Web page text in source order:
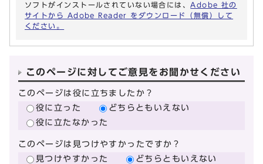
ソフトがインストールされていない場合には、 Adobe 社の
サイトから Adobe Reader をダウンロード（無償）して
ください。
このページに対してご意見をお聞かせください
このページは役に立ちましたか？
役に立った
どちらともいえない
役に立たなかった
このページは見つけやすかったですか？
見つけやすかった
どちらともいえない